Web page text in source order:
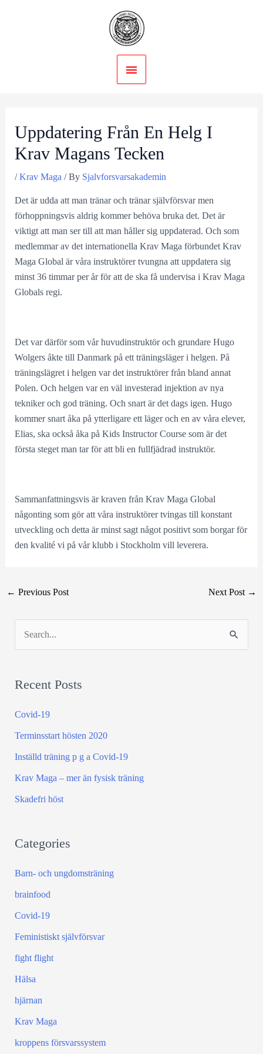
Main
Uppdatering Från En Helg I
Krav Magans Tecken
/Krav Maga / By Sjalvforsvarsakademin
Det är udda att man tränar och tränar självförsvar men
förhoppningsvis aldrig kommer behöva bruka det. Det är
viktigt att man ser till att man håller sig uppdaterad. Och som
medlemmar av det internationella Krav Maga förbundet Krav
Maga Global är våra instruktörer tvungna att uppdatera sig
minst 36 timmar per år för att de ska få undervisa i Krav Maga
Globals regi.
Det var därför som vår huvudinstruktör och grundare Hugo
Wolgers åkte till Danmark på ett träningsläger i helgen. På
träningslägret i helgen var det instruktörer från bland annat
Polen. Och helgen var en väl investerad injektion av nya
tekniker och god träning. Och snart är det dags igen. Hugo
kommer snart åka på ytterligare ett läger och en av våra elever,
Elias, ska också åka på Kids Instructor Course som är det
första steget man tar för att bli en fullfjädrad instruktör.
Sammanfattningsvis är kraven från Krav Maga Global
någonting som gör att våra instruktörer tvingas till konstant
utveckling och detta är minst sagt något positivt som borgar för
den kvalité vi på vår klubb i Stockholm vill leverera.
← Previous Post Next Post →
r
f
o
r
:
Recent Posts
Covid-19
Terminsstart hösten 2020
Inställd träning p g a Covid-19
Krav Maga – mer än fysisk träning
Skadefri höst
Categories
Barn- och ungdomsträning
brainfood
Covid-19
Feministiskt självförsvar
fight flight
Hälsa
hjärnan
Krav Maga
kroppens försvarssystem